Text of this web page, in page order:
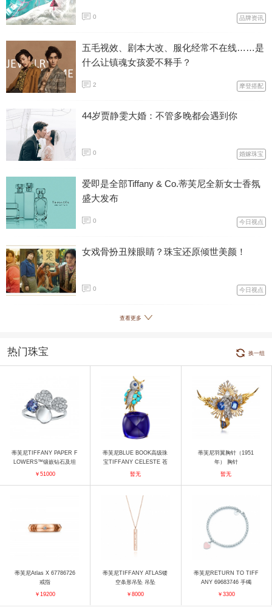
0 品牌资讯
五毛视效、剧本大改、服化经常不在线……是
什么让镇魂女孩爱不释手？
2 摩登搭配
44岁贾静雯大婚：不管多晚都会遇到你
0 婚嫁珠宝
爱即是全部Tiffany & Co.蒂芙尼全新女士香氛
盛大发布
0 今日视点
女戏骨扮丑辣眼睛？珠宝还原倾世美颜！
0 今日视点
查看更多
热门珠宝 换一组
蒂芙尼TIFFANY PAPER F
LOWERS™镶嵌钻石及坦
桑石花朵戒指 戒指
￥51000
蒂芙尼BLUE BOOK高级珠
宝TIFFANY CELESTE 苍
穹万象栖灵鸮（Owl on a
暂无
蒂芙尼羽翼胸针（1951
年） 胸针
暂无
蒂芙尼Atlas X 67786726
戒指
￥19200
蒂芙尼TIFFANY ATLAS镂
空条形吊坠 吊坠
￥8000
蒂芙尼RETURN TO TIFF
ANY 69683746 手镯
￥3300